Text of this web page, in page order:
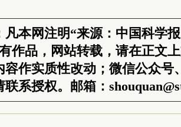
凡本网注明“来源：中国科学
作品，网站转载，请在正文
容作实质性改动；微信公众号
联系授权。邮箱：